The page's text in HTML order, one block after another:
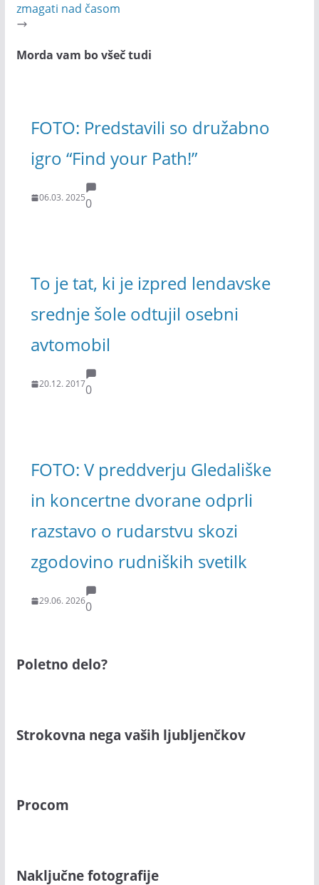
zmagati nad časom
Morda vam bo všeč tudi
FOTO: Predstavili so družabno
igro “Find your Path!”
06.03. 20250
To je tat, ki je izpred lendavske
srednje šole odtujil osebni
avtomobil
20.12. 20170
FOTO: V preddverju Gledališke
in koncertne dvorane odprli
razstavo o rudarstvu skozi
zgodovino rudniških svetilk
29.06. 20260
Poletno delo?
Strokovna nega vaših ljubljenčkov
Procom
Naključne fotografije